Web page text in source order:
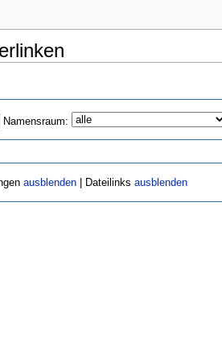
Namensraum:
ausblenden | Dateilinksausblenden